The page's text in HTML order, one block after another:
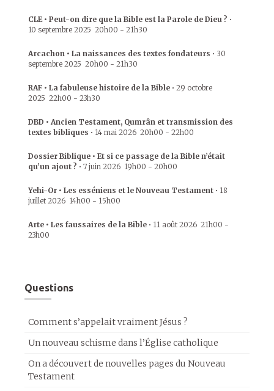
CLE • Peut-on dire que la Bible est la Parole de Dieu ? •
10 septembre 2025 20h00 - 21h30
Arcachon • La naissances des textes fondateurs • 30
septembre 2025 20h00 - 21h30
RAF • La fabuleuse histoire de la Bible • 29 octobre
2025 22h00 - 23h30
DBD • Ancien Testament, Qumrân et transmission des
textes bibliques • 14 mai 2026 20h00 - 22h00
Dossier Biblique • Et si ce passage de la Bible n’était
qu’un ajout ? • 7 juin 2026 19h00 - 20h00
Yehi-Or • Les esséniens et le Nouveau Testament • 18
juillet 2026 14h00 - 15h00
Arte • Les faussaires de la Bible • 11 août 2026 21h00 -
23h00
Questions
Comment s’appelait vraiment Jésus ?
Un nouveau schisme dans l’Église catholique
On a découvert de nouvelles pages du Nouveau
Testament